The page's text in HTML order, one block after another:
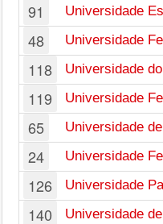
91 Universidade
48 Universidade
118 Universidade
119 Universidade
65 Universidade
24 Universidade
126 Universidade
140 Universidade